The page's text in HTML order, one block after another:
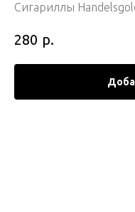
Сигариллы
280 р.